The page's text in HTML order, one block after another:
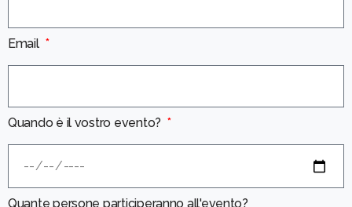
Email
Quando è il vostro evento?
Quante persone participeranno all'evento?